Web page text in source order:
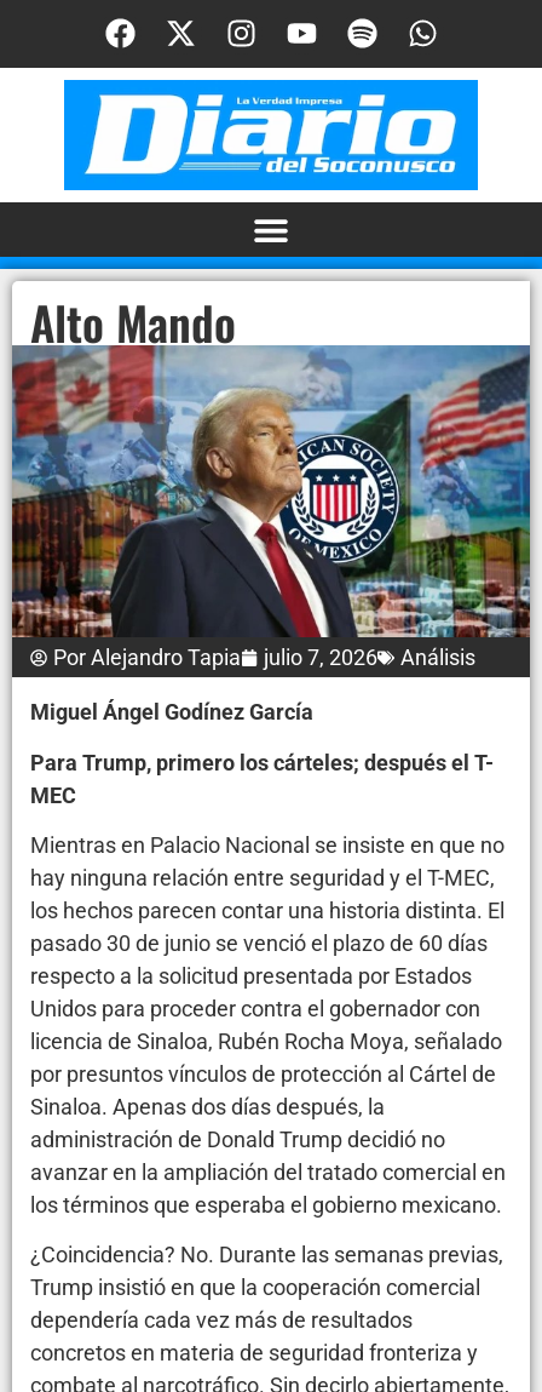
Alto Mando
PorAlejandro Tapia julio 7, 2026 Análisis
Miguel Ángel Godínez García
Para Trump, primero los cárteles; después el T-
MEC
Mientras en Palacio Nacional se insiste en que no
hay ninguna relación entre seguridad y el T-MEC,
los hechos parecen contar una historia distinta. El
pasado 30 de junio se venció el plazo de 60 días
respecto a la solicitud presentada por Estados
Unidos para proceder contra el gobernador con
licencia de Sinaloa, Rubén Rocha Moya, señalado
por presuntos vínculos de protección al Cártel de
Sinaloa. Apenas dos días después, la
administración de Donald Trump decidió no
avanzar en la ampliación del tratado comercial en
los términos que esperaba el gobierno mexicano.
¿Coincidencia? No. Durante las semanas previas,
Trump insistió en que la cooperación comercial
dependería cada vez más de resultados
concretos en materia de seguridad fronteriza y
combate al narcotráfico. Sin decirlo abiertamente,